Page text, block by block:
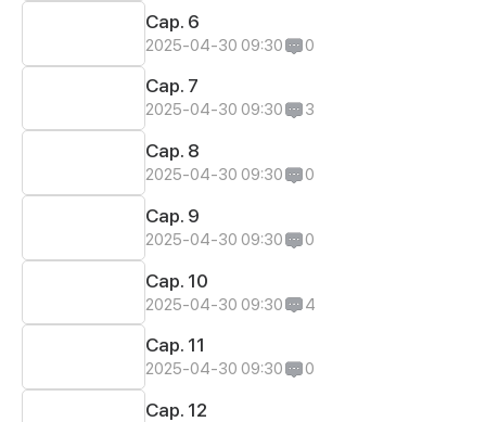
Cap. 6
2025-04-30 09:30 0
Cap. 7
2025-04-30 09:30 3
Cap. 8
2025-04-30 09:30 0
Cap. 9
2025-04-30 09:30 0
Cap. 10
2025-04-30 09:30 4
Cap. 11
2025-04-30 09:30 0
Cap. 12